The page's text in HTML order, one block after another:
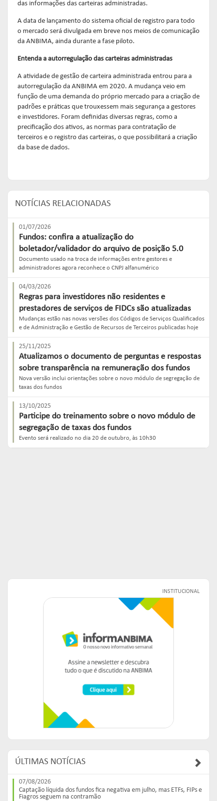
INFORMAR
entenda o compromisso
REPRESENTAR
entenda o compromisso
AUTORREGULAR
das informações das carteiras administradas.
A data de lançamento do sistema oficial de registro para todo
o mercado será divulgada em breve nos meios de comunicação
da ANBIMA, ainda durante a fase piloto.
Entenda a autorregulação das carteiras administradas
A atividade de gestão de carteira administrada entrou para a
autorregulação da ANBIMA em 2020. A mudança veio em
função de uma demanda do próprio mercado para a criação de
padrões e práticas que trouxessem mais segurança a gestores
e investidores. Foram definidas diversas regras, como a
precificação dos ativos, as normas para contratação de
terceiros e o registro das carteiras, o que possibilitará a criação
da base de dados.
NOTÍCIAS RELACIONADAS
01/07/2026
Fundos: confira a atualização do
boletador/validador do arquivo de posição 5.0
Documento usado na troca de informações entre gestores e
administradores agora reconhece o CNPJ alfanumérico
04/03/2026
Regras para investidores não residentes e
prestadores de serviços de FIDCs são atualizadas
Mudanças estão nas novas versões dos Códigos de Serviços Qualificados
e de Administração e Gestão de Recursos de Terceiros publicadas hoje
25/11/2025
Atualizamos o documento de perguntas e respostas
sobre transparência na remuneração dos fundos
Nova versão inclui orientações sobre o novo módulo de segregação de
taxas dos fundos
13/10/2025
Participe do treinamento sobre o novo módulo de
segregação de taxas dos fundos
Evento será realizado no dia 20 de outubro, às 10h30
INSTITUCIONAL
ÚLTIMAS NOTÍCIAS
07/08/2026
Captação líquida dos fundos fica negativa em julho, mas ETFs, FIPs e
Fiagros seguem na contramão